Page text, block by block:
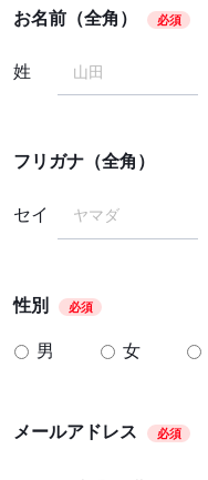
お名前（全角） 必須
姓
フリガナ（全角）
セイ
性別 必須
男 女
メールアドレス 必須